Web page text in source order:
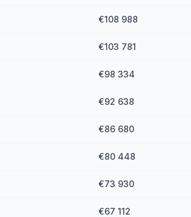
€108 988
€103 781
€98 334
€92 638
€86 680
€80 448
€73 930
€67 112